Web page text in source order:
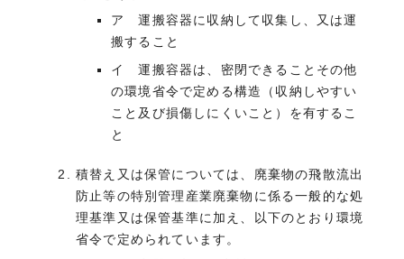
ア 運搬容器に収納して収集し、又は運
搬すること
イ 運搬容器は、密閉できることその他
の環境省令で定める構造（収納しやすい
こと及び損傷しにくいこと）を有するこ
と
積替え又は保管については、廃棄物の飛散流出
防止等の特別管理産業廃棄物に係る一般的な処
理基準又は保管基準に加え、以下のとおり環境
省令で定められています。